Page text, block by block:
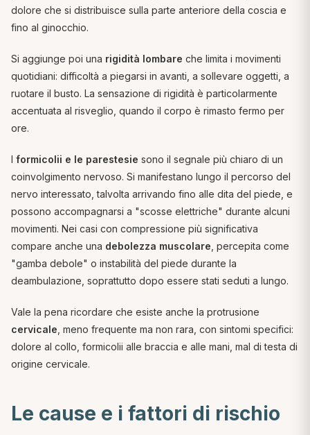
dolore che si distribuisce sulla parte anteriore della coscia e
fino al ginocchio.
Si aggiunge poi una rigidità lombare che limita i movimenti
quotidiani: difficoltà a piegarsi in avanti, a sollevare oggetti, a
ruotare il busto. La sensazione di rigidità è particolarmente
accentuata al risveglio, quando il corpo è rimasto fermo per
ore.
I formicolii e le parestesie sono il segnale più chiaro di un
coinvolgimento nervoso. Si manifestano lungo il percorso del
nervo interessato, talvolta arrivando fino alle dita del piede, e
possono accompagnarsi a "scosse elettriche" durante alcuni
movimenti. Nei casi con compressione più significativa
compare anche una debolezza muscolare , percepita come
"gamba debole" o instabilità del piede durante la
deambulazione, soprattutto dopo essere stati seduti a lungo.
Vale la pena ricordare che esiste anche la protrusione
cervicale , meno frequente ma non rara, con sintomi specifici:
dolore al collo, formicolii alle braccia e alle mani, mal di testa di
origine cervicale.
Le cause e i fattori di rischio